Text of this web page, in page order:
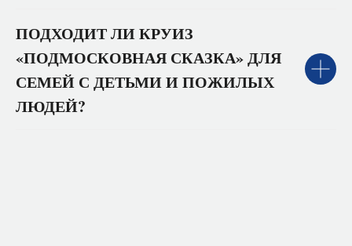
ПОДХОДИТ ЛИ КРУИЗ
«ПОДМОСКОВНАЯ СКАЗКА» ДЛЯ
СЕМЕЙ С ДЕТЬМИ И ПОЖИЛЫХ
ЛЮДЕЙ?